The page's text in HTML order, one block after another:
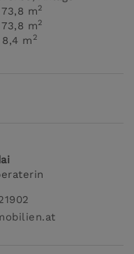
m2
m2
8,4 m 2